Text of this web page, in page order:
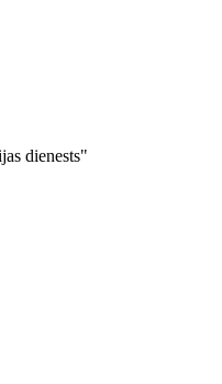
dienests"